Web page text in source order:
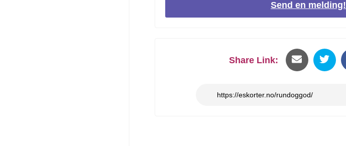
Send en melding!
Share Link: